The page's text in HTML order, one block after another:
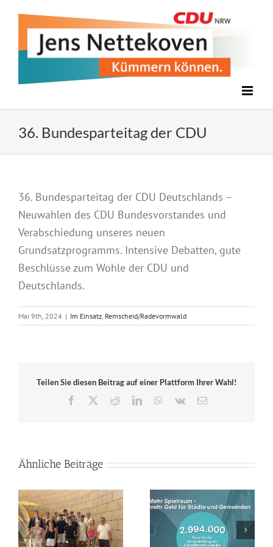
36. Bundesparteitag der CDU
36. Bundesparteitag der CDU Deutschlands –
Neuwahlen des CDU Bundesvorstandes und
Verabschiedung unseres neuen
Grundsatzprogramms. Intensive Debatten, gute
Beschlüsse zum Wohle der CDU und
Deutschlands.
Mai 9th, 2024 | Im Einsatz, Remscheid/Radevormwald
Teilen Sie diesen Beitrag auf einer Plattform Ihrer Wahl!
Facebook
RedditLinkedInWhatsApp
Vk
E-
Ähnliche Beiträge
Land unterstützt
Innenstadtentwicklung
Lebhafte Diskussion
im Landtag:
Jahrgangsstufe des